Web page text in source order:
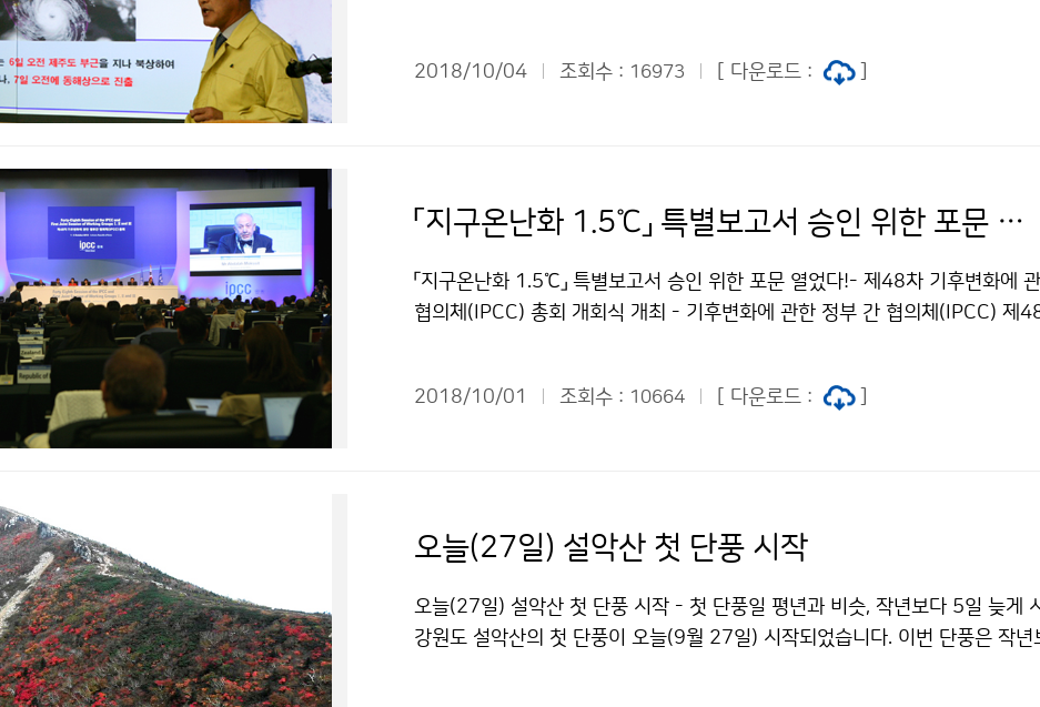
2018/10/04 조회수 : 16973 [ 다운로드 :
「지구온난화 1.5℃」 특별보고서 승인 위한 포문 열었다!
「지구온난화 1.5℃」 특별보고서 승인 위한 포문 열었다!- 제48차 기후변화에
협의체(IPCC) 총회 개회식 개최 - 기후변화에 관한 정부 간 협의체(IPCC) 제
국의 동의하에 최종 채택할 예정입니다.
2018/10/01 조회수 : 10664 [ 다운로드 :
오늘(27일) 설악산 첫 단풍 시작
오늘(27일) 설악산 첫 단풍 시작 - 첫 단풍일 평년과 비슷, 작년보다 5일 늦게
강원도 설악산의 첫 단풍이 오늘(9월 27일) 시작되었습니다. 이번 단풍은 작년